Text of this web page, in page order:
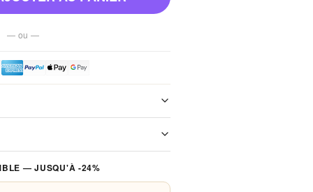
— ou —
Aucun frais de port, jamais.
et Apple Pay. Aucune donnée
serveurs.
— JUSQU'À -24%